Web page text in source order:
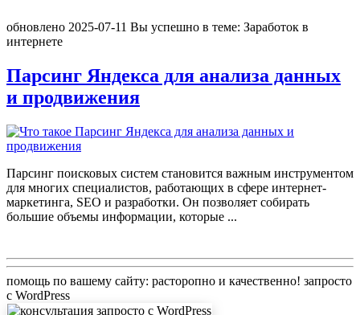
обновлено 2025-07-11 Вы успешно в теме: Заработок в
интернете
Парсинг Яндекса для анализа данных
и продвижения
Парсинг поисковых систем становится важным инструментом
для многих специалистов, работающих в сфере интернет-
маркетинга, SEO и разработки. Он позволяет собирать
большие объемы информации, которые ...
помощь по вашему сайту: расторопно и качественно! запросто
с WordPress